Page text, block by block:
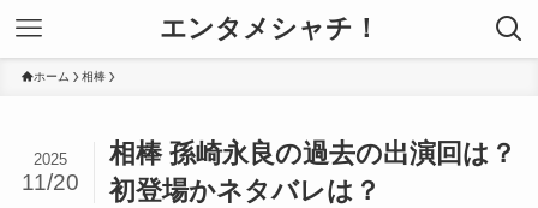
エンタメシャチ！
ホーム 相棒
相棒 孫崎永良の過去の出演回は？
初登場かネタバレは？
2025
11/20